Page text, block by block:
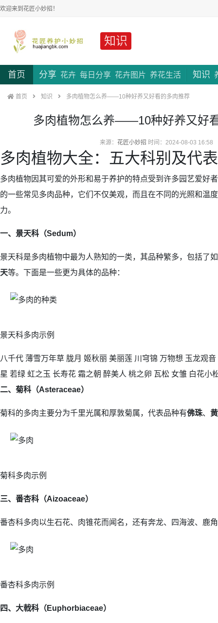
欢迎来到花匠小妙招！
知识
首页 分享 花卉 每日分享 花卉图片 养花生活 知识
首页 知识 多肉植物怎么养——10种好养又好看的多肉推荐
多肉植物怎么养——10种好养又好
来源： 花匠小妙招 时间：2024-08-03 16:58
多肉植物大全：五大科别及代
多肉植物因其可爱的外形和易于养护的特点受到许多园艺爱好
的一些常见多肉品种，它们不仅美观，而且在不同的光照和温
力。
一、景天科（Sedum）
景天科是多肉植物中最为人熟知的一类，其品种繁多，包括了如
天等。下面是一些更为具体的品种：
景天科多肉示例
八千代 薄雪万年草 胧月 姬秋丽 美丽莲 川穹锦 万物想 玉龙观
星 若绿 虹之玉 长寿花 霜之朝 醉美人 桃之卵 瓦松 女雏 白花小
二、菊科（Asteraceae）
菊科的多肉主要分为千里光属和厚敦菊属，代表品种有佛珠、
菊科多肉示例
三、番杏科（Aizoaceae）
番杏科多肉以生石花、肉锥花而闻名，还有奔龙、四海波、鹿
番杏科多肉示例
四、大戟科（Euphorbiaceae）